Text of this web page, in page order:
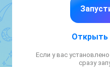
Открыть
Если у вас
сразу